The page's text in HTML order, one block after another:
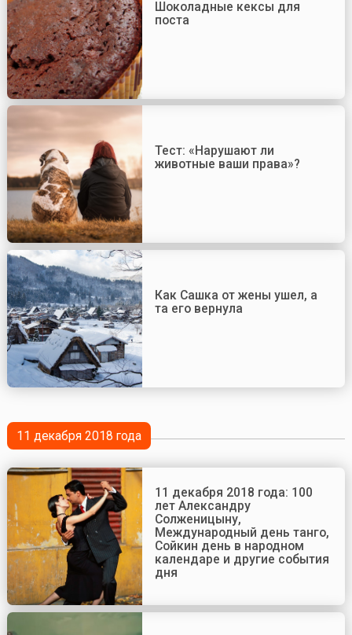
Шоколадные кексы для
поста
Тест: «Нарушают ли
животные ваши права»?
Как Сашка от жены ушел, а
та его вернула
11 декабря 2018 года
11 декабря 2018 года: 100
лет Александру
Солженицыну,
Международный день танго,
Сойкин день в народном
календаре и другие события
дня